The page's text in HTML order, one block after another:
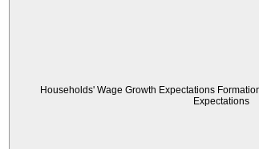
Households' Wage Growth Expectations
Expectations